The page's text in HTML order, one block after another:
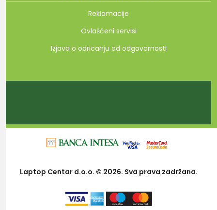
Reklamacije
Ovlašćeni servisi
Izjava o odricanju od odgovornosti
Laptop Centar d.o.o. © 2026. Sva prava zadržana.